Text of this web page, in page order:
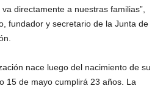
directamente a nuestras familias”,
fundador y secretario de la Junta de
nace luego del nacimiento de su
15 de mayo cumplirá 23 años. La